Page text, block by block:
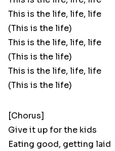
This is the life, life, life
(This is the life)
This is the life, life, life
(This is the life)
This is the life, life, life
(This is the life)
[Chorus]
Give it up for the kids
Eating good, getting laid